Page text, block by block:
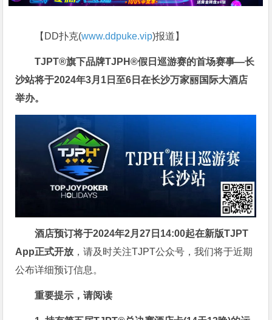
【DD扑克(www.ddpuke.vip)报道】
TJPT®旗下品牌TJPH®假日巡游赛的首场赛事—长
沙站将于2024年3月1日至6日在长沙万家丽国际大酒店
举办。
酒店预订将于2024年2月27日14:00起在新版TJPT
App正式开放 ，请及时关注TJPT公众号，我们将于近期
公布详细预订信息。
重要提示，请阅读